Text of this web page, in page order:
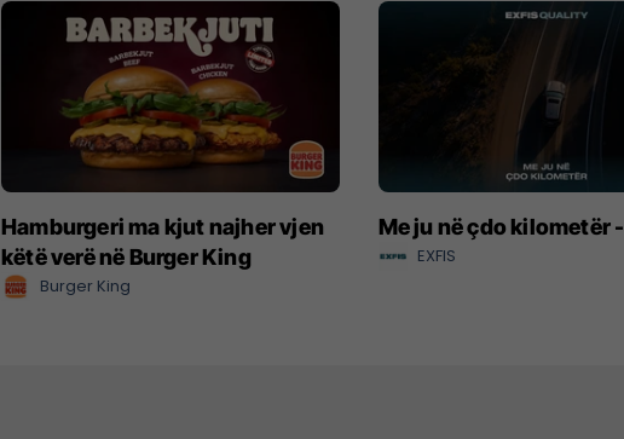
Hamburgeri ma kjut najher vjen
këtë verë në Burger King
Burger King
Me ju në çdo kilometër -
EXFIS